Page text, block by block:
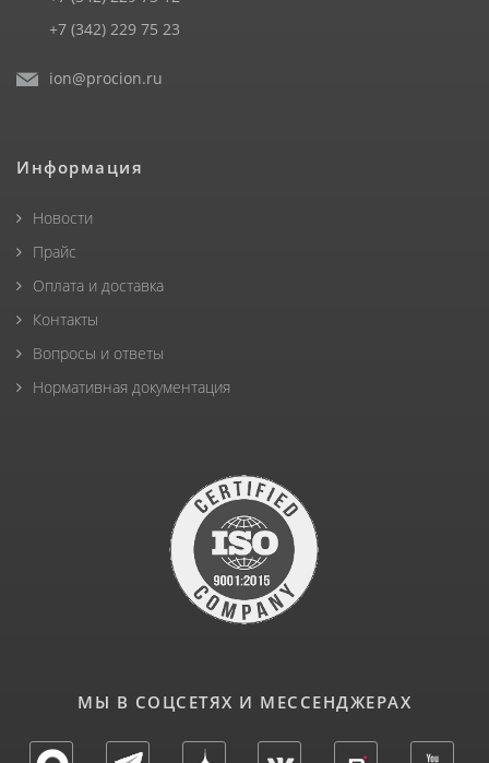
+7 (342) 229 75 23
ion@procion.ru
Информация
Новости
Прайс
Оплата и доставка
Контакты
Вопросы и ответы
Нормативная документация
МЫ В СОЦСЕТЯХ И МЕССЕНДЖЕРАХ